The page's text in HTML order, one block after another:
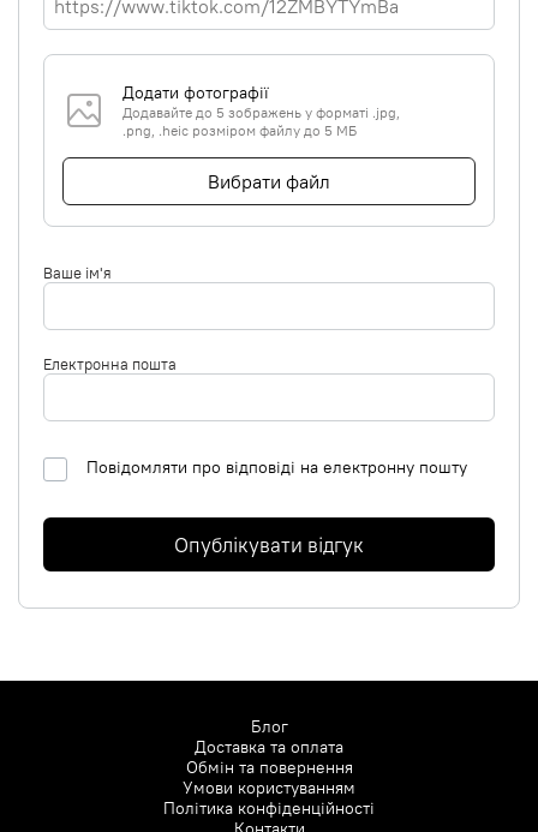
Додати фотографії
Додавайте до 5 зображень у форматі .jpg,
.png, .heic розміром файлу до 5 МБ
Вибрати файл
Ваше ім'я
Електронна пошта
Повідомляти про відповіді на електронну пошту
Опублікувати відгук
Блог
Доставка та оплата
Обмін та повернення
Умови користуванням
Політика конфіденційності